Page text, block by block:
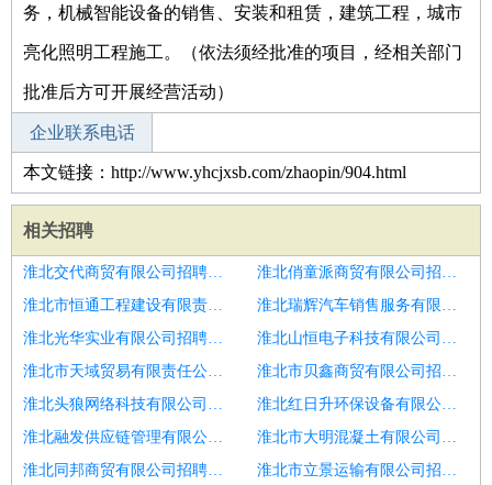
务，机械智能设备的销售、安装和租赁，建筑工程，城市
亮化照明工程施工。（依法须经批准的项目，经相关部门
批准后方可开展经营活动）
企业联系电话
本文链接：http://www.yhcjxsb.com/zhaopin/904.html
相关招聘
淮北交代商贸有限公司招聘食堂厨师
淮北俏童派商贸有限公司招聘Cold
淮北市恒通工程建设有限责任公司招聘厨师助理
淮北瑞辉汽车销售服务有限责任公司招聘厨师
淮北光华实业有限公司招聘厨师
淮北山恒电子科技有限公司招聘招厨师包吃住
淮北市天域贸易有限责任公司招聘厨师
淮北市贝鑫商贸有限公司招聘厨师助理
淮北头狼网络科技有限公司招聘厨师
淮北红日升环保设备有限公司招聘高薪急招厨师钉板
淮北融发供应链管理有限公司招聘咖啡之翼西餐厅诚聘厨师
淮北市大明混凝土有限公司招聘货运电工
淮北同邦商贸有限公司招聘厨师助理
淮北市立景运输有限公司招聘航吧厨师主管